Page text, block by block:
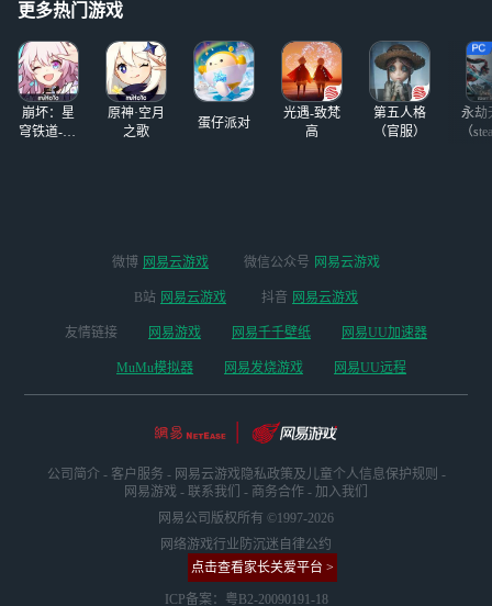
#原神5.7版本#
神5.8版本#
更多热门游戏
崩坏：星
穹铁道-4.4
原神·空月
之歌
蛋仔派对
光遇-致梵
高
第五人格
（官服）
永劫
（
微博 网易云游戏 微信公众号 网易云游戏
B站 网易云游戏 抖音 网易云游戏
友情链接 网易游戏 网易千千壁纸 网易UU加速器
MuMu模拟器 网易发烧游戏 网易UU远程
公司简介 - 客户服务 - 网易云游戏隐私政策及儿童个人信息保护规则 -
网易游戏 - 联系我们 - 商务合作 - 加入我们
网易公司版权所有 ©1997-2026
网络游戏行业防沉迷自律公约
点击查看家长关爱平台 >
ICP备案：粤B2-20090191-18